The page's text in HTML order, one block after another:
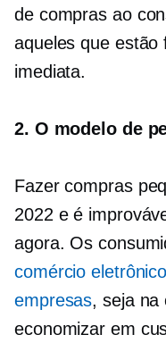
de compras ao
aqueles que estão
imediata.
2. O modelo de
Fazer compras
2022 e é
agora. Os
comércio
empresas, seja na
economizar em